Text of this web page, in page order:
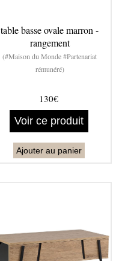
table basse ovale marron -
rangement
(#Maison du Monde #Partenariat
rémunéré)
130€
Voir ce produit
Ajouter au panier